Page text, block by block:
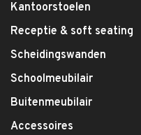
Kantoorstoelen
Receptie & soft seating
Scheidingswanden
Schoolmeubilair
Buitenmeubilair
Accessoires